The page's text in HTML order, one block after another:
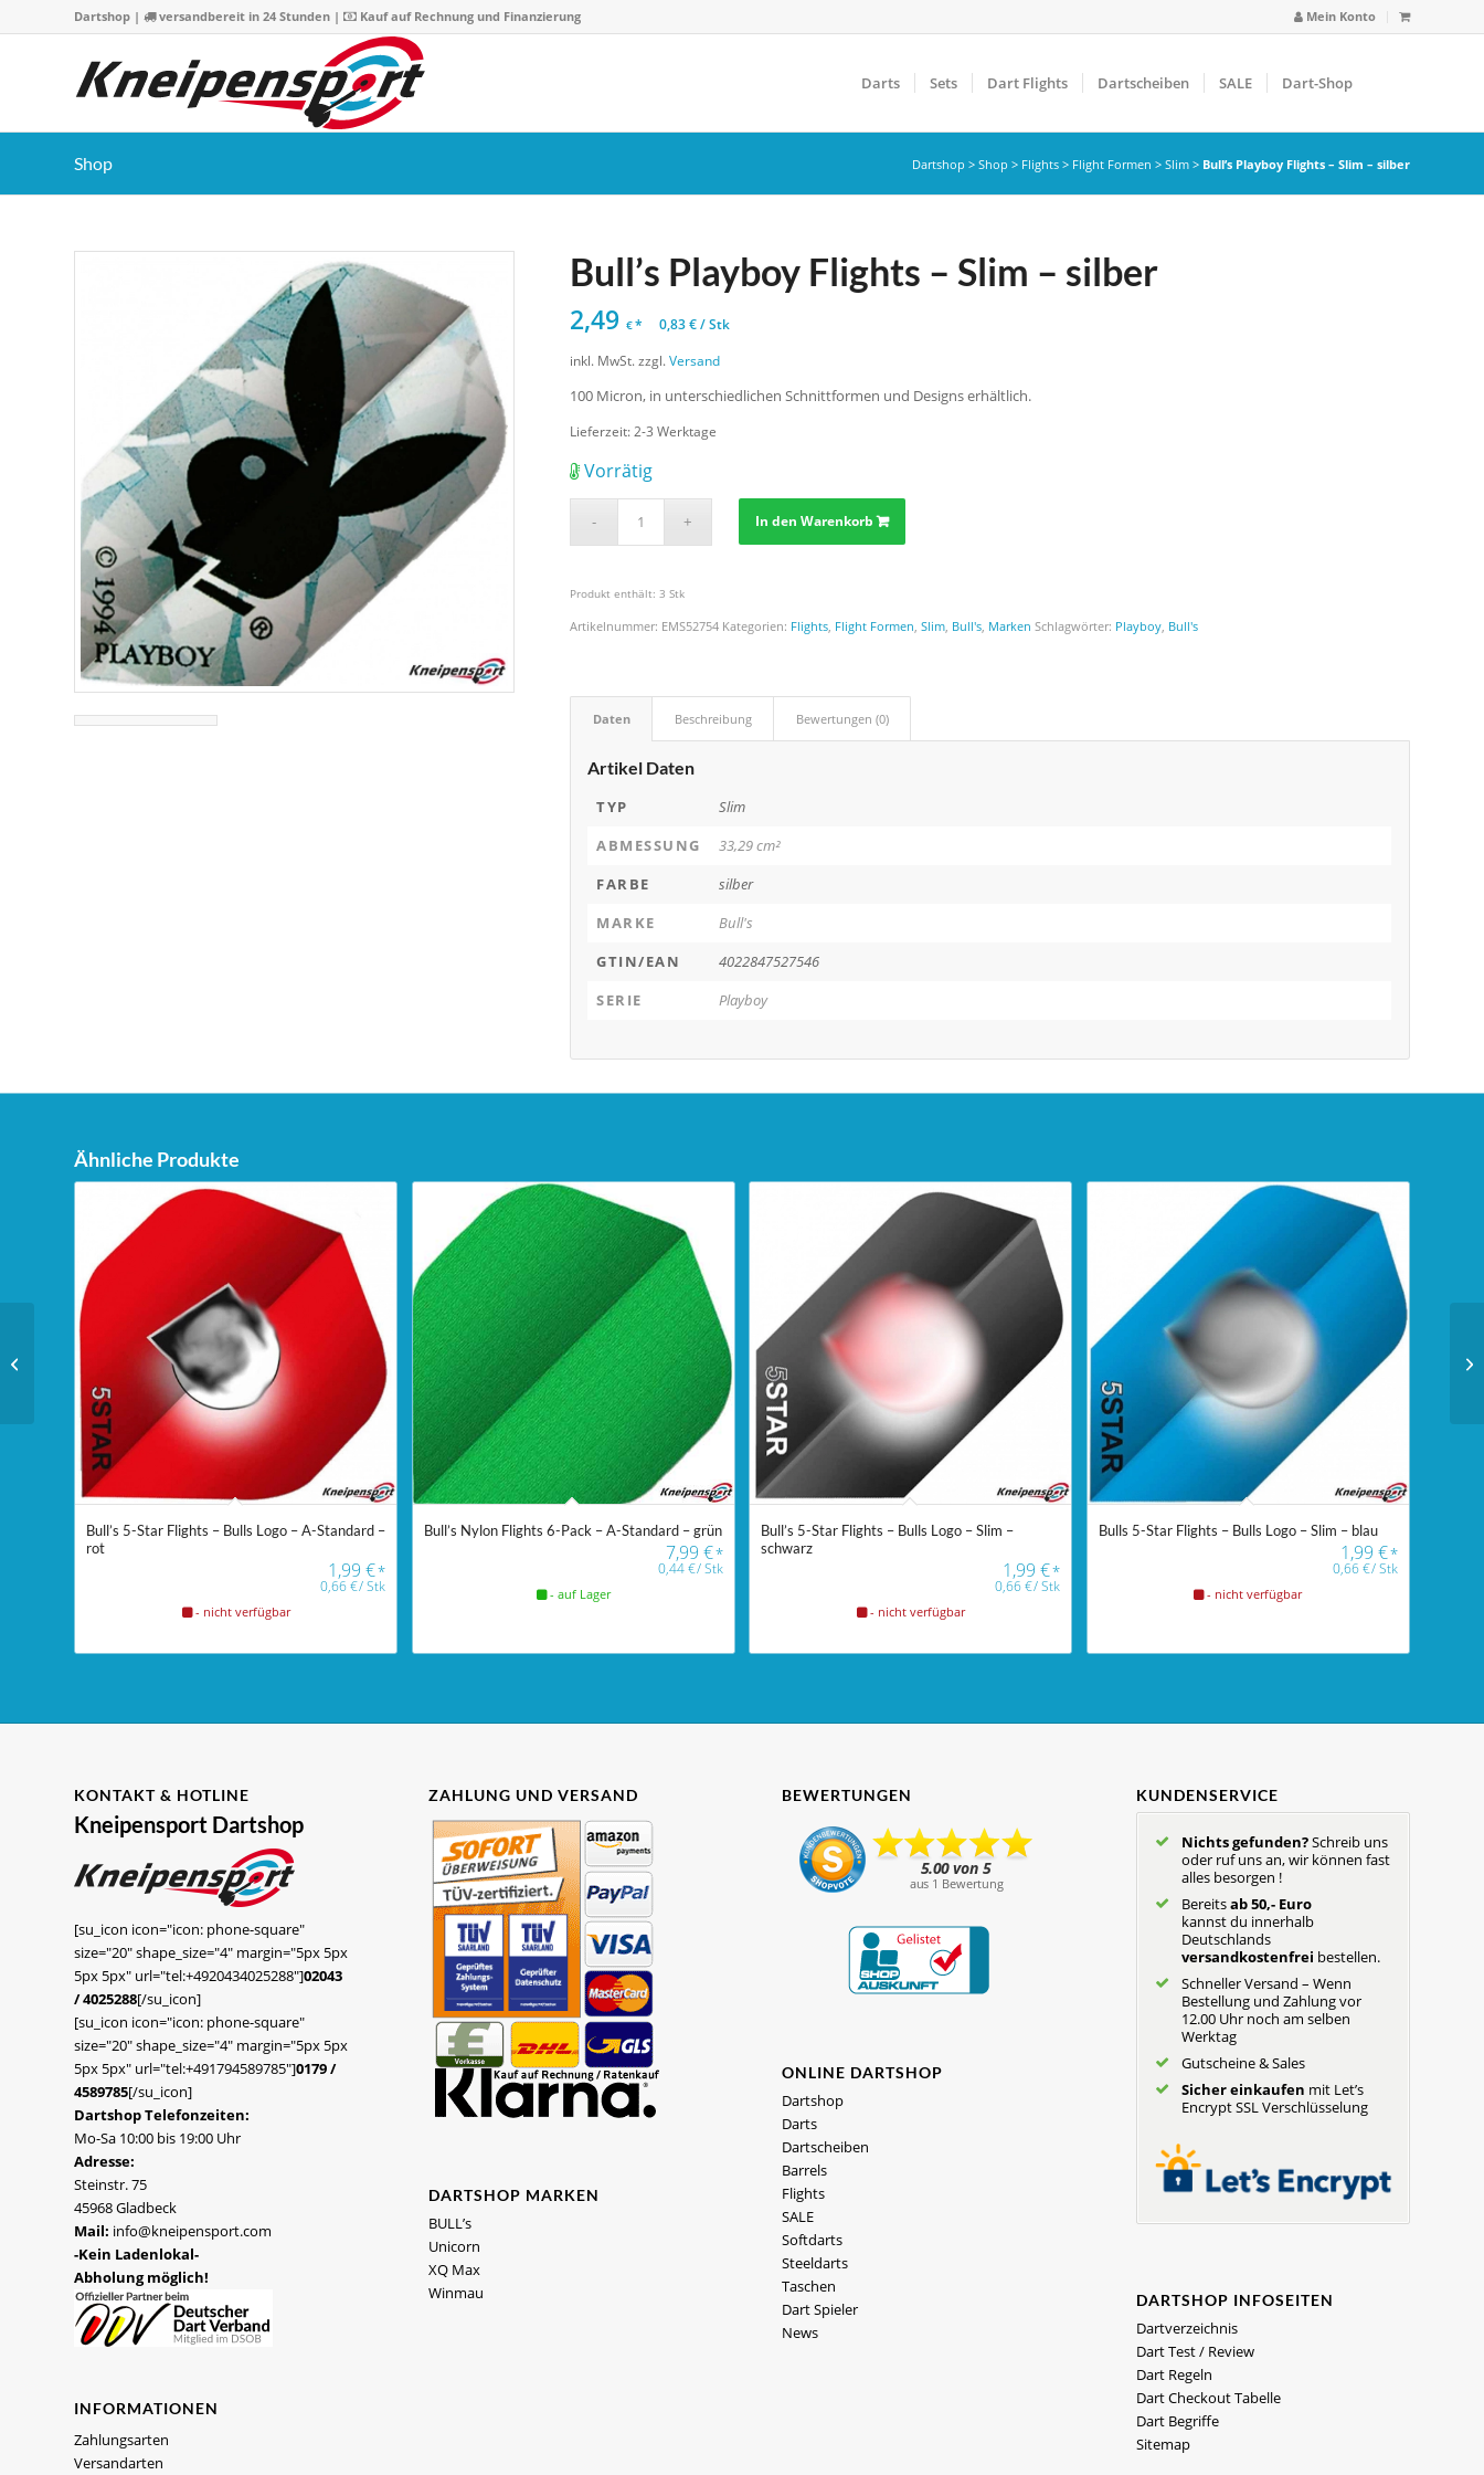
Mein Konto
Dartshop | versandbereit in 24 Stunden | Kauf auf Rechnung und Finanzierung
Darts Sets Dart Flights Dartscheiben SALE Dart-Shop
Shop Dartshop > Shop > Flights > Flight Formen > Slim > Bull’s Playboy Flights – Slim – silber
Bull’s Playboy Flights – Slim – silber
2,49€* 0,83€/Stk
inkl. MwSt. zzgl.Versand
100 Micron, in unterschiedlichen Schnittformen und Designs erhältlich.
Lieferzeit: 2-3 Werktage
Vorrätig
In den Warenkorb
Produkt enthält: 3Stk
Artikelnummer: EMS52754 Kategorien: Flights Flight Formen ,Slim Bull's Marken Schlagwörter: Playboy Bull's
Daten Beschreibung Bewertungen (0)
Artikel Daten
TYP
Slim
ABMESSUNG
33,29 cm²
FARBE
silber
MARKE
Bull's
GTIN/EAN
4022847527546
SERIE
Playboy
Ähnliche Produkte
Bull’s 5-Star Flights – Bulls Logo – A-Standard –
rot
1,99€*
0,66€/Stk
- nicht verfügbar
Bull’s Nylon Flights 6-Pack – A-Standard – grün
7,99 €*
0,44€/Stk
- auf Lager
Bull’s 5-Star Flights – Bulls Logo – Slim –
schwarz
1,99€*
0,66€/Stk
- nicht verfügbar
Bulls 5-Star Flights – Bulls Logo – Slim – blau
1,99 €*
0,66€/Stk
- nicht verfügbar
KONTAKT & HOTLINE
Kneipensport Dartshop
[su_icon icon="icon: phone-square"
size="20" shape_size="4" margin="5px 5px
5px 5px" url="tel:+4920434025288"]02043
/ 4025288[/su_icon]
[su_icon icon="icon: phone-square"
size="20" shape_size="4" margin="5px 5px
5px 5px" url="tel:+491794589785"]0179 /
4589785[/su_icon]
Dartshop Telefonzeiten:
Mo-Sa 10:00 bis 19:00 Uhr
Adresse:
Steinstr. 75
45968 Gladbeck
Mail: info@kneipensport.com
-Kein Ladenlokal-
Abholung möglich!
INFORMATIONEN
Zahlungsarten
Versandarten
ZAHLUNG UND VERSAND
DARTSHOP MARKEN
BULL’s
Unicorn
XQ Max
Winmau
BEWERTUNGEN
ONLINE DARTSHOP
Dartshop
Darts
Dartscheiben
Barrels
Flights
SALE
Softdarts
Steeldarts
Taschen
Dart Spieler
News
KUNDENSERVICE
Nichts gefunden?Schreib uns
oder ruf uns an, wir können fast
alles besorgen !
Bereitsab 50,- Euro
kannst du innerhalb
Deutschlands
versandkostenfrei bestellen.
Schneller Versand – Wenn
Bestellung und Zahlung vor
12.00 Uhr noch am selben
Werktag
Gutscheine & Sales
Sicher einkaufen mit Let’s
Encrypt SSL Verschlüsselung
DARTSHOP INFOSEITEN
Dartverzeichnis
Dart Test / Review
Dart Regeln
Dart Checkout Tabelle
Dart Begriffe
Sitemap
Unicorn Dartstand Tri-